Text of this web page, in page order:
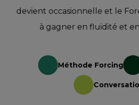
devient occasionnelle et le
à gagner en fluidité et
Méthode Forcing